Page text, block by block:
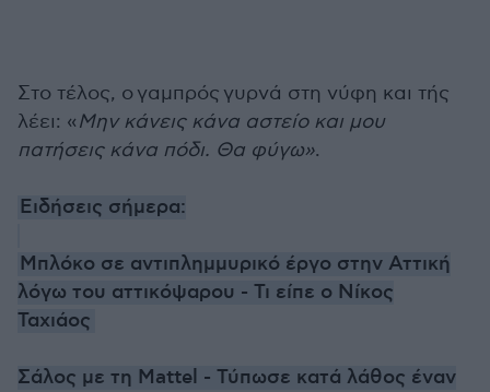
Στο τέλος, ο γαμπρός γυρνά στη νύφη και τής
λέει: «Mην κάνεις κάνα αστείο και μου
πατήσεις κάνα πόδι. Θα φύγω».
Ειδήσεις σήμερα:
Μπλόκο σε αντιπλημμυρικό έργο στην Αττική
λόγω του αττικόψαρου - Τι είπε ο Νίκος
Ταχιάος
Σάλος με τη Mattel - Τύπωσε κατά λάθος έναν